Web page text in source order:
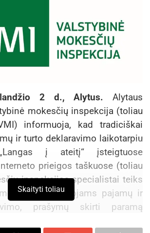
2 d., Alytus. Alytaus
mokesčių inspekcija (toliau
informuoja, kad tradiciškai
ir turto deklaravimo laikotarpiu
į ateitį“ įsteigtuose
prieigos taškuose (toliau
inspekcijos specialistai teiks
mokėtojams pajamų ir
prašymų skirti paramą
Skaityti toliau